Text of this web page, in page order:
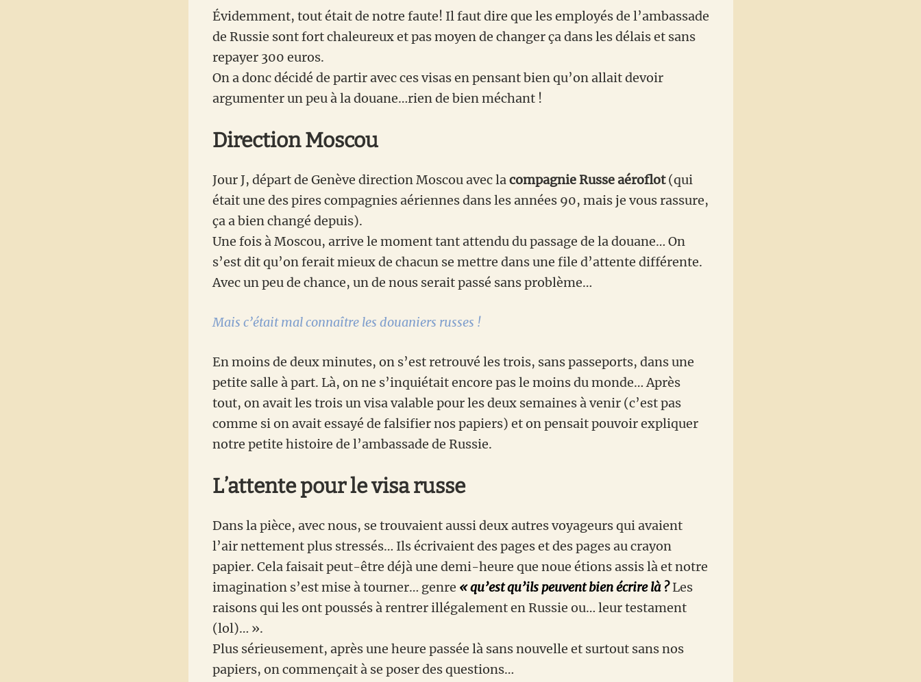
Évidemment, tout était de notre faute! Il faut dire que les employés de l’ambassade
de Russie sont fort chaleureux et pas moyen de changer ça dans les délais et sans
repayer 300 euros.
On a donc décidé de partir avec ces visas en pensant bien qu’on allait devoir
argumenter un peu à la douane…rien de bien méchant !
Direction Moscou
Jour J, départ de Genève direction Moscou avec lacompagnie Russe aéroflot(qui
était une des pires compagnies aériennes dans les années 90, mais je vous rassure,
ça a bien changé depuis).
Une fois à Moscou, arrive le moment tant attendu du passage de la douane… On
s’est dit qu’on ferait mieux de chacun se mettre dans une file d’attente différente.
Avec un peu de chance, un de nous serait passé sans problème…
Mais c’était mal connaître les douaniers russes !
En moins de deux minutes, on s’est retrouvé les trois, sans passeports, dans une
petite salle à part. Là, on ne s’inquiétait encore pas le moins du monde… Après
tout, on avait les trois un visa valable pour les deux semaines à venir (c’est pas
comme si on avait essayé de falsifier nos papiers) et on pensait pouvoir expliquer
notre petite histoire de l’ambassade de Russie.
L’attente pour le visa russe
Dans la pièce, avec nous, se trouvaient aussi deux autres voyageurs qui avaient
l’air nettement plus stressés… Ils écrivaient des pages et des pages au crayon
papier. Cela faisait peut-être déjà une demi-heure que noue étions assis là et notre
imagination s’est mise à tourner… genre « qu’est qu’ils peuvent bien écrire là ?Les
raisons qui les ont poussés à rentrer illégalement en Russie ou… leur testament
(lol)… ».
Plus sérieusement, après une heure passée là sans nouvelle et surtout sans nos
papiers, on commençait à se poser des questions…